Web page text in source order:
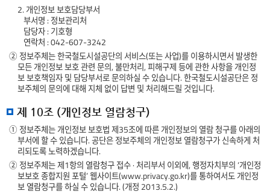
2. 개인정보 보호담당부서
부서명 : 정보관리처
담당자 : 기호형
연락처 : 042-607-3242
② 정보주체는 한국철도시설공단의 서비스(또는 사업)를 이용하시면서 발생한
모든 개인정보 보호 관련 문의, 불만처리, 피해구제 등에 관한 사항을 개인정
보 보호책임자 및 담당부서로 문의하실 수 있습니다. 한국철도시설공단은 정
보주체의 문의에 대해 지체 없이 답변 및 처리해드릴 것입니다.
제 10조 (개인정보 열람청구)
① 정보주체는 개인정보 보호법 제35조에 따른 개인정보의 열람 청구를 아래의
부서에 할 수 있습니다. 공단은 정보주체의 개인정보 열람청구가 신속하게 처
리되도록 노력하겠습니다.
② 정보주체는 제1항의 열람청구 접수 · 처리부서 이외에, 행정자치부의 ‘개인정
보보호 종합지원 포털’ 웹사이트(www.privacy.go.kr)를 통하여서도 개인정
보 열람청구를 하실 수 있습니다. (개정 2013.5.2.)